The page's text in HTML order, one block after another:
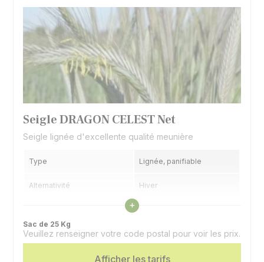
Seigle DRAGON CELEST Net
Seigle lignée d'excellente qualité meunière
Type Lignée, panifiable
Alternativité Hiver
Voir les caractéristiques
+
Sac de 25 Kg
Veuillez renseigner votre code postal pour voir les prix.
Afficher les tarifs